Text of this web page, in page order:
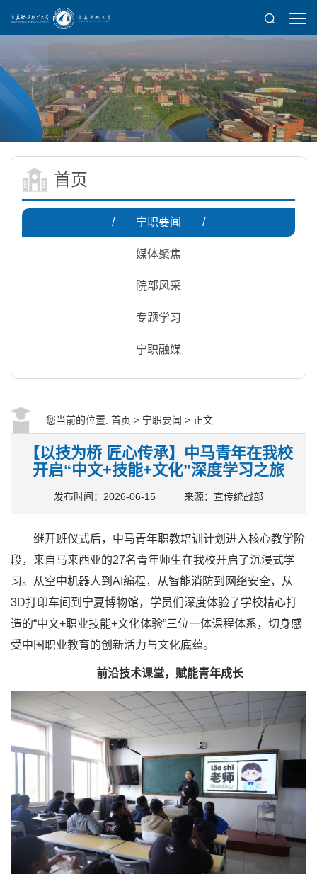
首页
/ 宁职要闻 /
媒体聚焦
院部风采
专题学习
宁职融媒
您当前的位置: 首页 > 宁职要闻 > 正文
【以技为桥 匠心传承】中马青年在我校
开启“中文+技能+文化”深度学习之旅
发布时间：2026-06-15 来源：宣传统战部
继开班仪式后，中马青年职教培训计划进入核心教学阶
段，来自马来西亚的27名青年师生在我校开启了沉浸式学
习。从空中机器人到AI编程，从智能消防到网络安全，从
3D打印车间到宁夏博物馆，学员们深度体验了学校精心打
造的“中文+职业技能+文化体验”三位一体课程体系，切身感
受中国职业教育的创新活力与文化底蕴。
前沿技术课堂，赋能青年成长